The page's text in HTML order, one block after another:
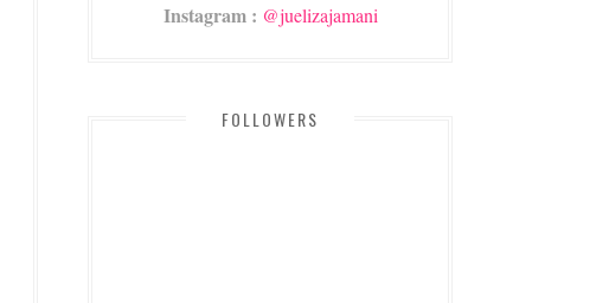
Instagram : @juelizajamani
FOLLOWERS